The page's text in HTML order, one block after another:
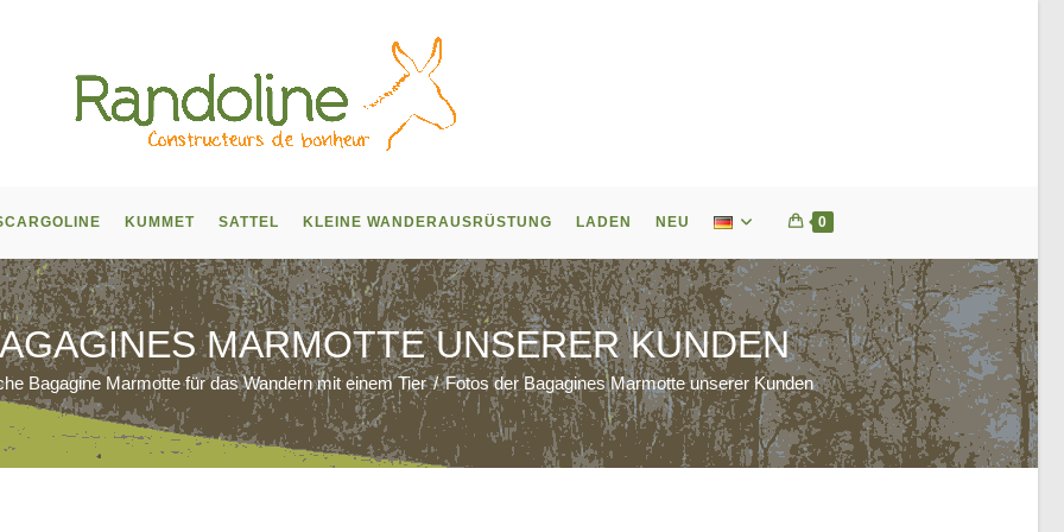
KUMMET SATTEL KLEINE WANDERAUSRÜSTUNG LADEN NEU 0
MARMOTTE UNSERER KUNDEN
Bagagine Marmotte für das Wandern mit einem Tier / Fotos der Bagagines Marmotte unserer Kunden